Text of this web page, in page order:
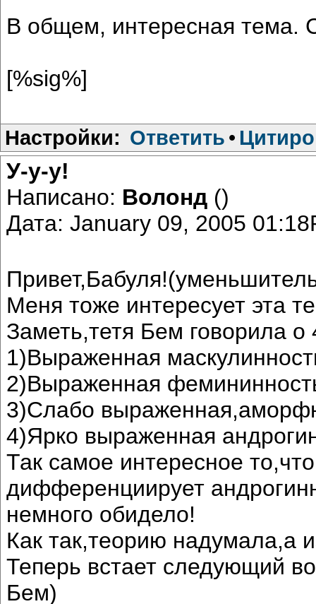
В общем, интересная тема.
[%sig%]
Настройки: Ответить •
У-у-у!
Написано: Волонд ()
Дата: January 09, 2005
Меня тоже интересует эта
Заметь,тетя Бем говорила
1)Выраженная
2)Выраженная
3)Слабо
4)Ярко выраженная
Так самое интересное
дифференциирует
немного обидело!
Как так,теорию надумала,а
Теперь встает следующий
Бем)